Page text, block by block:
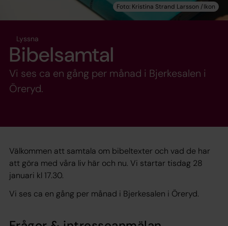
Lyssna
Bibelsamtal
Vi ses ca en gång per månad i Bjerkesalen i
Öreryd.
Välkommen att samtala om bibeltexter och vad de har
att göra med våra liv här och nu. Vi startar tisdag 28
januari kl 17.30.
Vi ses ca en gång per månad i Bjerkesalen i Öreryd.